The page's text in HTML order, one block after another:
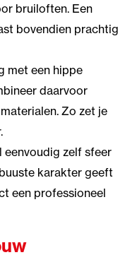
bruiloften. Een
bovendien prachtig
met een hippe
daarvoor
Zo zet je
eenvoudig zelf sfeer
karakter geeft
een professioneel